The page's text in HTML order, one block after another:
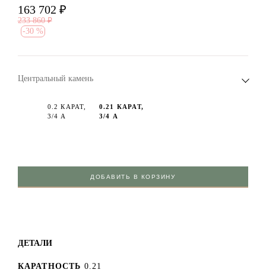
163 702 ₽
233 860 ₽
-30 %
Центральный камень
0.2 КАРАТ,
3/4 А
0.21 КАРАТ,
3/4 А
ДОБАВИТЬ В КОРЗИНУ
ДЕТАЛИ
КАРАТНОСТЬ 0.21